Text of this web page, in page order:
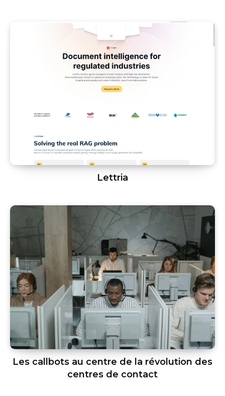
Lettria
Les callbots au centre de la révolution des
centres de contact